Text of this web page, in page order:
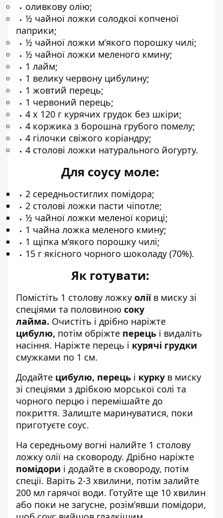
оливкову олію;
½ чайної ложки солодкої копченої
паприки;
½ чайної ложки м’якого порошку чилі;
½ чайної ложки меленого кмину;
1 лайм;
1 велику червону цибулину;
1 жовтий перець;
1 червоний перець;
4 х 120 г курячих грудок без шкіри;
4 коржика з борошна грубого помелу;
4 гілочки свіжого коріандру;
4 столові ложки натурального йогурту.
Для соусу моле:
2 середньостиглих помідора;
2 столові ложки пасти чіпотле;
½ чайної ложки меленої кориці;
1 чайна ложка меленого кмину;
1 щіпка м’якого порошку чилі;
15 г якісного чорного шоколаду (70%).
Як готувати:
Помістіть 1 столову ложку оліїв миску зі
спеціями та половиною соку
лайма. Очистіть і дрібно наріжте
цибулю, потім обріжте перець і видаліть
насіння. Наріжте перець і курячі грудки
смужками по 1 см.
Додайте цибулю, перець і курку в миску
зі спеціями з дрібкою морської солі та
чорного перцю і перемішайте до
покриття. Залиште маринуватися, поки
приготуєте соус.
На середньому вогні налийте 1 столову
ложку олії на сковороду. Дрібно наріжте
помідори і додайте в сковороду, потім
спеції. Варіть 2-3 хвилини, потім залийте
200 мл гарячої води. Готуйте ще 10 хвилин
або поки не загусне, розім’явши помідори,